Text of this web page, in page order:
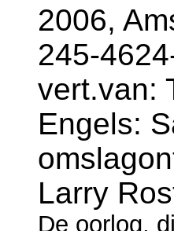
2006,
245-
vert.van:
Engels:
Larry
De oorlog,